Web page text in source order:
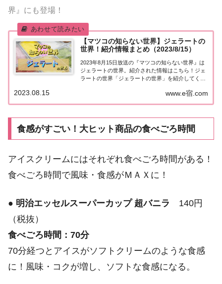
界』にも登場！
【マツコの知らない世界】ジェラートの
世界！紹介情報まとめ（2023/8/15）
2023年8月15日放送の『マツコの知らない世界』は
ジェラートの世界。紹介された情報はこちら！ジェ
ラートの世界「ジェラートの世界」を紹介してくれ
さん。「ジェラートこそアイスの完成形」！アイス
www.e宿.com
2023.08.15
食感がすごい！大ヒット商品の食べごろ時間
アイスクリームにはそれぞれ食べごろ時間がある！
食べごろ時間で風味・食感がＭＡＸに！
● 明治エッセルスーパーカップ 超バニラ 140円
（税抜）
食べごろ時間：70分
70分経つとアイスがソフトクリームのような食感
に！風味・コクが増し、ソフトな食感になる。